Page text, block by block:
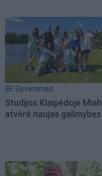
Gyvenimas
Studijos Klaipėdoje Miah
atvėrė naujas galimybes